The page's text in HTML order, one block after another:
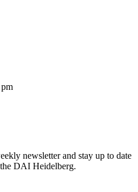
newsletter and stay up to date
DAI Heidelberg.